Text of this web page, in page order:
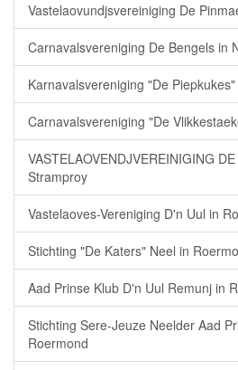
Vastelaovundjsvereiniging De
Carnavalsvereniging De Bengels in
Karnavalsvereniging "De
Carnavalsvereniging "De
VASTELAOVENDJVEREINIGING
Stramproy
Vastelaoves-Vereniging D'n Uul in
Stichting "De Katers" Neel in
Aad Prinse Klub D'n Uul Remunj in
Stichting Sere-Jeuze Neelder Aad
Roermond